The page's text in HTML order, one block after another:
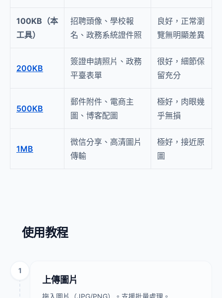
100KB（本
工具）
招聘頭像、學校報
名、政務系統證件照
良好，正常瀏
覽無明顯差異
200KB
簽證申請照片、政務
平臺表單
很好，細節保
留充分
500KB
郵件附件、電商主
圖、博客配圖
極好，肉眼幾
乎無損
1MB
微信分享、高清圖片
傳輸
極好，接近原
圖
使用教程
1
上傳圖片
拖入圖片（JPG/PNG）。支援批量處理。